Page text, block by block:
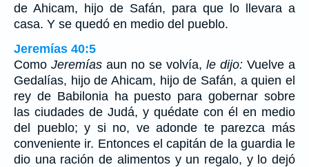
de Ahicam, hijo de Safán, para que lo llevara a
casa. Y se quedó en medio del pueblo.
Jeremías 40:5
Como Jeremías aun no se volvía, le dijo: Vuelve a
Gedalías, hijo de Ahicam, hijo de Safán, a quien el
rey de Babilonia ha puesto para gobernar sobre
las ciudades de Judá, y quédate con él en medio
del pueblo; y si no, ve adonde te parezca más
conveniente ir. Entonces el capitán de la guardia le
dio una ración de alimentos y un regalo, y lo dejó